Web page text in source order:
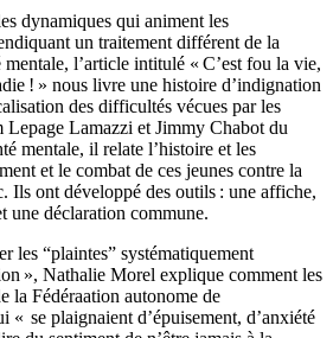
dynamiques qui animent les
un traitement différent de la
l’article intitulé « C’est fou la vie,
! » nous livre une histoire d’indignation
des difficultés vécues par les
Lepage Lamazzi et Jimmy Chabot du
mentale, il relate l’histoire et les
et le combat de ces jeunes contre la
Ils ont développé des outils : une affiche,
une déclaration commune.
les “plaintes” systématiquement
», Nathalie Morel explique comment les
la Fédéraation autonome de
« se plaignaient d’épuisement, d’anxiété